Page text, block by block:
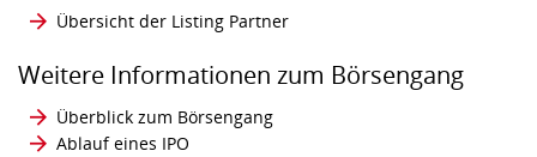
Übersicht der Listing Partner
Weitere Informationen zum Börsengang
Überblick zum Börsengang
Ablauf eines IPO